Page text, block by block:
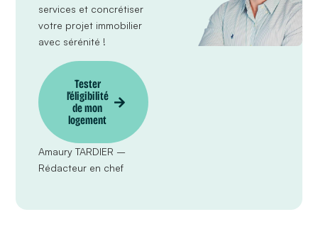
services et concrétiser
votre projet immobilier
avec sérénité !
Tester
l’éligibilité
de mon
logement
Amaury TARDIER –
Rédacteur en chef